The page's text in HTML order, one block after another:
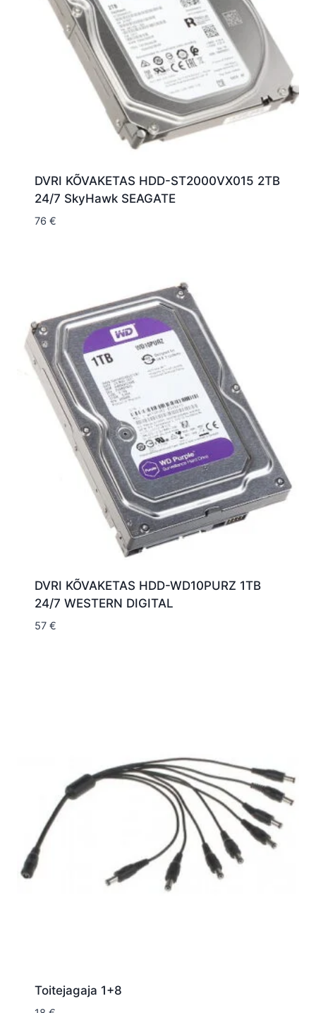
DVRI KÕVAKETAS HDD-ST2000VX015 2TB
24/7 SkyHawk SEAGATE
76 €
DVRI KÕVAKETAS HDD-WD10PURZ 1TB
24/7 WESTERN DIGITAL
57 €
Toitejagaja 1+8